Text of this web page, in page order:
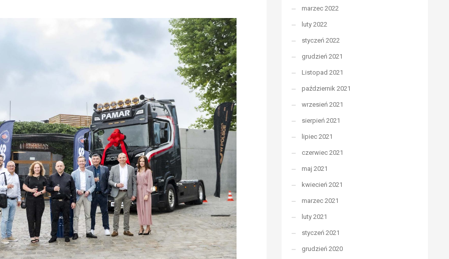
marzec 2022
luty 2022
styczeń 2022
grudzień 2021
Listopad 2021
październik 2021
wrzesień 2021
sierpień 2021
lipiec 2021
czerwiec 2021
maj 2021
kwiecień 2021
marzec 2021
luty 2021
styczeń 2021
grudzień 2020